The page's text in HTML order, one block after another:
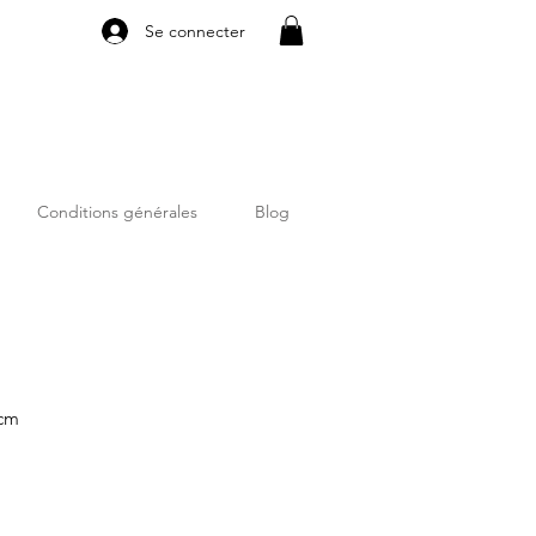
Se connecter
Conditions générales Blog